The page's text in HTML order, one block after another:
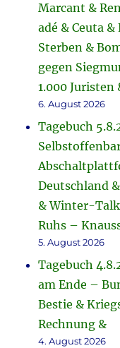
Marcant &
adé & Ceuta
Sterben &
gegen
1.000 Juristen
6. August 2026
Tagebuch
Deutschland
& Winter-
Ruhs –
5. August 2026
Tagebuch
am Ende –
Bestie &
Rechnung &
4. August 2026